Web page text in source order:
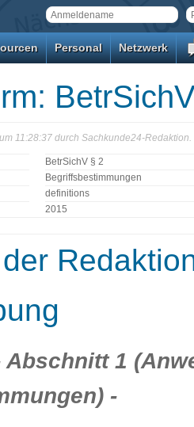
Personal Netzwerk
11:28:37 durch Sachkunde24-Redaktion.
BetrSichV § 2
Begriffsbestimmungen
definitions
2015
Abschnitt 1
-